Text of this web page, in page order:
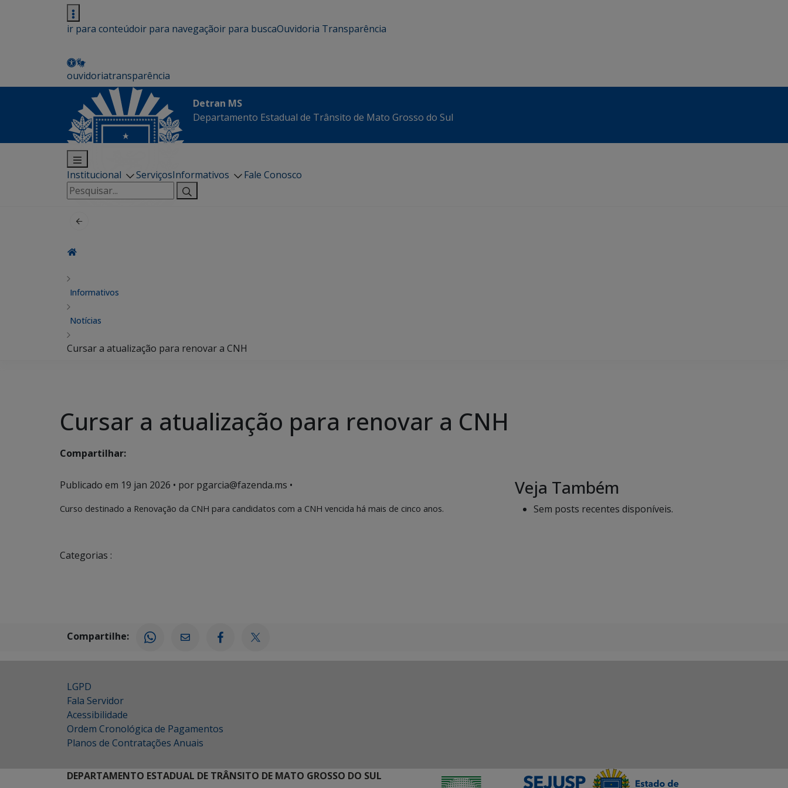
ir para conteúdoir para navegaçãoir para buscaOuvidoria Transparência
ouvidoriatransparência
Detran MS
Departamento Estadual de Trânsito de Mato Grosso do Sul
Institucional ServiçosInformativos
Fale Conosco
Pesquisar
por:
Informativos
Notícias
Cursar a atualização para renovar a CNH
Cursar a atualização para renovar a CNH
Compartilhar:
Publicado em 19 jan 2026 • por pgarcia@fazenda.ms •
Curso destinado a Renovação da CNH para candidatos com a CNH vencida há mais de cinco anos.
Categorias :
Veja Também
Sem posts recentes disponíveis.
Compartilhe:
LGPD
Fala Servidor
Acessibilidade
Ordem Cronológica de Pagamentos
Planos de Contratações Anuais
DEPARTAMENTO ESTADUAL DE TRÂNSITO DE MATO GROSSO DO SUL